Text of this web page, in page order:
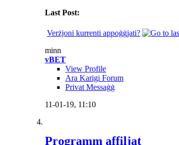
Last Post:
Verżjoni kurrenti appoġġjati?
minn
vBET
View Profile
Ara Karigi Forum
Privat Messaġġ
11-01-19, 11:10
Programm affiljat